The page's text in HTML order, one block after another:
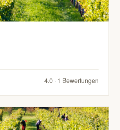
4.0 · 1 Bewertungen